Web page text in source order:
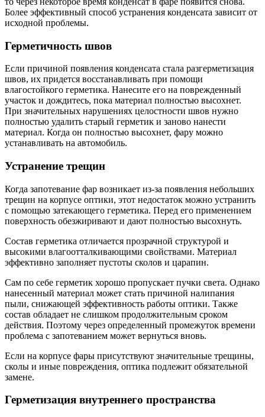
Более эффективный способ устранения конденсата зависит от
исходной проблемы.
Герметичность швов
Если причиной появления конденсата стала разгерметизация
швов, их придется восстанавливать при помощи
влагостойкого герметика. Нанесите его на поврежденный
участок и дождитесь, пока материал полностью высохнет.
При значительных нарушениях целостности швов нужно
полностью удалить старый герметик и заново нанести
материал. Когда он полностью высохнет, фару можно
устанавливать на автомобиль.
Устранение трещин
Когда запотевание фар возникает из-за появления небольших
трещин на корпусе оптики, этот недостаток можно устранить
с помощью затекающего герметика. Перед его применением
поверхность обезжиривают и дают полностью высохнуть.
Состав герметика отличается прозрачной структурой и
высокими влагоотталкивающими свойствами. Материал
эффективно заполняет пустоты сколов и царапин.
Сам по себе герметик хорошо пропускает пучки света. Однако
нанесенный материал может стать причиной налипания
пыли, снижающей эффективность работы оптики. Также
состав обладает не слишком продолжительным сроком
действия. Поэтому через определенный промежуток времени
проблема с запотеванием может вернуться вновь.
Если на корпусе фары присутствуют значительные трещины,
сколы и иные повреждения, оптика подлежит обязательной
замене.
Герметизация внутреннего пространства